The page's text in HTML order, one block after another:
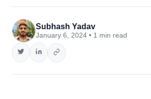
Subhash Yadav
January 6, 2024 • 1 min read